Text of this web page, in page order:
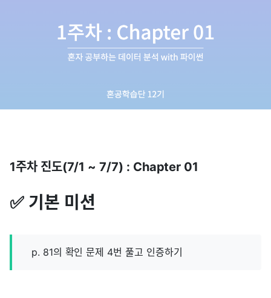
1주차 진도(7/1 ~ 7/7) : Chapter 01
✅ 기본 미션
p. 81의 확인 문제 4번 풀고 인증하기